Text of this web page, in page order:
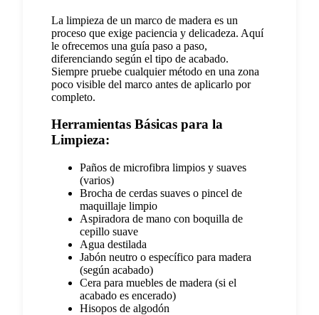
La limpieza de un marco de madera es un
proceso que exige paciencia y delicadeza. Aquí
le ofrecemos una guía paso a paso,
diferenciando según el tipo de acabado.
Siempre pruebe cualquier método en una zona
poco visible del marco antes de aplicarlo por
completo.
Herramientas Básicas para la
Limpieza:
Paños de microfibra limpios y suaves
(varios)
Brocha de cerdas suaves o pincel de
maquillaje limpio
Aspiradora de mano con boquilla de
cepillo suave
Agua destilada
Jabón neutro o específico para madera
(según acabado)
Cera para muebles de madera (si el
acabado es encerado)
Hisopos de algodón